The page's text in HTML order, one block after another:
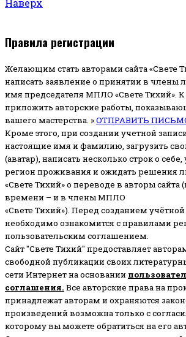
Наверх
Правила регистрации
Желающим стать авторами сайта «Свете
написать заявление о принятии в члены
имя председателя МПЛО «Свете Тихий». К
приложить авторские работы,
вашего мастерства. »ОТПРАВИТЬ
Кроме этого, при создании учетной
настоящие имя и фамилию, загрузить
(аватар), написать несколько строк о себе,
регион проживания и ожидать решения
«Свете Тихий» о переводе в авторы сайта
времени – и в члены МПЛО
«Свете Тихий»). Перед созданием учётной
необходимо ознакомится с правилами
пользовательским соглашением.
Сайт "Свете Тихий" предоставляет
свободной публикации своих
сети Интернет на основании
соглашения. Все авторские права на
принадлежат авторам и охраняются
произведений возможна только с
которому вы можете обратиться на его